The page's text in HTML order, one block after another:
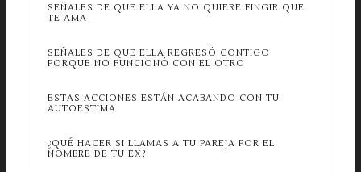
SEÑALES DE QUE ELLA YA NO QUIERE FINGIR QUE
TE AMA
SEÑALES DE QUE ELLA REGRESÓ CONTIGO
PORQUE NO FUNCIONÓ CON EL OTRO
ESTAS ACCIONES ESTÁN ACABANDO CON TU
AUTOESTIMA
¿QUÉ HACER SI LLAMAS A TU PAREJA POR EL
NOMBRE DE TU EX?